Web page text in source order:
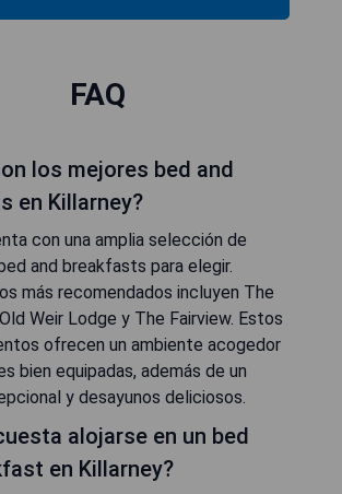
FAQ
los mejores bed and
en Killarney?
con una amplia selección de
and breakfasts para elegir.
más recomendados incluyen The
Weir Lodge y The Fairview. Estos
ofrecen un ambiente acogedor
bien equipadas, además de un
y desayunos deliciosos.
alojarse en un bed
en Killarney?